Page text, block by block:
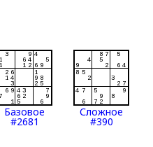
Базовое
#2681
Сложное
#390